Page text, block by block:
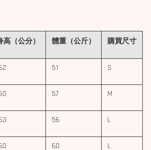
高（公分） 體重（公斤） 購買尺寸
51 S
57 M
56 L
60 L